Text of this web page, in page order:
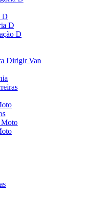
D
D
D
Dirigir Van
Moto